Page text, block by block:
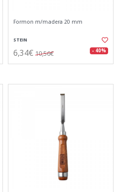
Formon m/madera 20 mm
STEIN
6,34€ 10,56€ - 40%